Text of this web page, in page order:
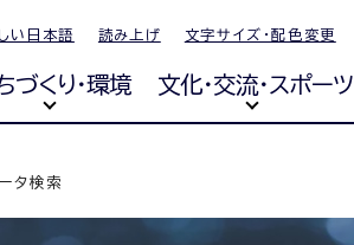
い日本語 読み上げ 文字サイズ・配色変更
づくり・環境 文化・交流・スポーツ
タ検索